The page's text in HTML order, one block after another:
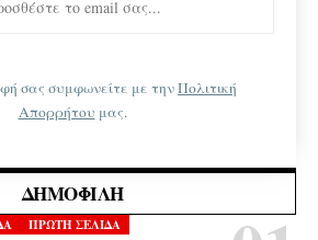
σας συμφωνείτε με τηνΠολιτική
Απορρήτου μας.
ΔΗΜΟΦΙΛΉ
ΠΡΩΤΗ ΣΕΛΙΔΑ